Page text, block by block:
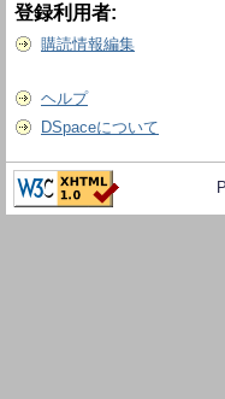
登録利用者:
購読情報編集
ヘルプ
DSpaceについて